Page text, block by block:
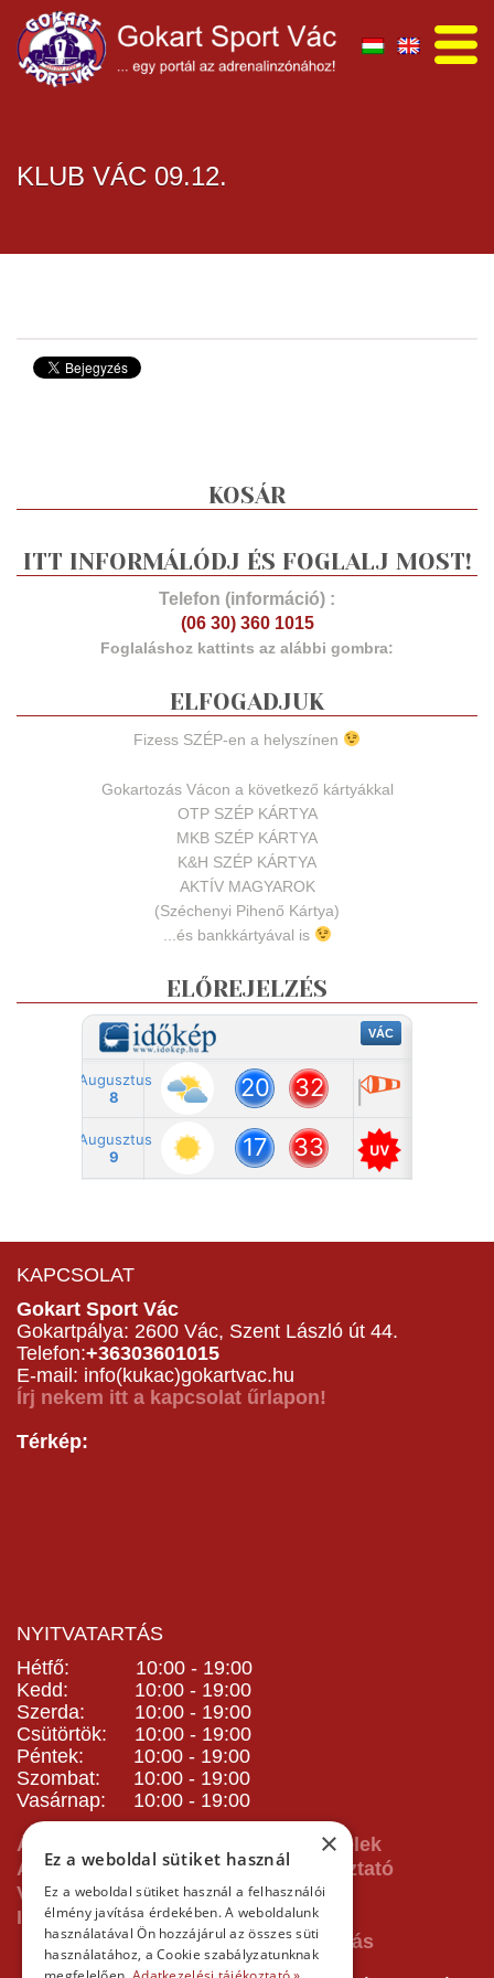
KLUB VÁC 09.12.
KOSÁR
ITT INFORMÁLÓDJ ÉS FOGLALJ MOST!
Telefon (információ) :
(06 30) 360 1015
Foglaláshoz kattints az alábbi gombra:
ELFOGADJUK
Fizess SZÉP-en a helyszínen
Gokartozás Vácon a következő kártyákkal
OTP SZÉP KÁRTYA
MKB SZÉP KÁRTYA
K&H SZÉP KÁRTYA
AKTÍV MAGYAROK
(Széchenyi Pihenő Kártya)
...és bankkártyával is
ELŐREJELZÉS
KAPCSOLAT
Gokart Sport Vác
Gokartpálya: 2600 Vác, Szent László út 44.
Telefon:+36303601015
E-mail: info(kukac)gokartvac.hu
Írj nekem itt a kapcsolat űrlapon!
Térkép:
NYITVATARTÁS
Hétfő: 10:00 - 19:00
Kedd: 10:00 - 19:00
Szerda: 10:00 - 19:00
Csütörtök: 10:00 - 19:00
Péntek: 10:00 - 19:00
Szombat: 10:00 - 19:00
Vasárnap: 10:00 - 19:00
ÁSZF - Általános Szerződési Feltételek
Adatvédelmi és adatkezelési tájékoztató
Vásárlás előtti tájékoztató
Impresszum
×
Ez a weboldal sütiket használ
Ez a weboldal sütiket használ a felhasználói
élmény javítása érdekében. A weboldalunk
használatával Ön hozzájárul az összes süti
használatához, a Cookie szabályzatunknak